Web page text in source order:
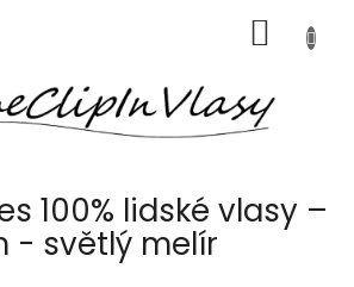
KOŠÍK
100% lidské vlasy –
- světlý melír